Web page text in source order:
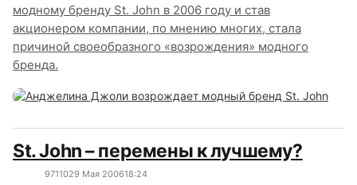
модному бренду St. John в 2006 году и став
акционером компании, по мнению многих, стала
причиной своеобразного «возрождения» модного
бренда.
St. John – перемены к лучшему?
9711029 Мая 200618:24